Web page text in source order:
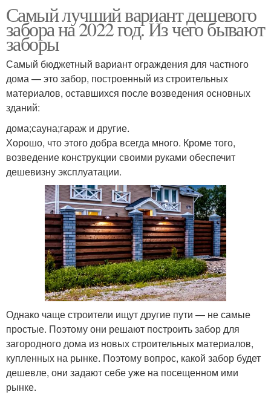
Забор для дачного
участка
Заборы из массива
Забор в частном доме
Забор из бревен Забор на дачу
Забор между соседями Современный забор
Забор в зависимости Дешевые заборы
Самый лучший вариант дешевого
забора на 2022 год. Из чего бывают
заборы
Самый бюджетный вариант ограждения для частного
дома — это забор, построенный из строительных
материалов, оставшихся после возведения основных
зданий:
дома;сауна;гараж и другие.
Хорошо, что этого добра всегда много. Кроме того,
возведение конструкции своими руками обеспечит
дешевизну эксплуатации.
Однако чаще строители ищут другие пути — не самые
простые. Поэтому они решают построить забор для
загородного дома из новых строительных материалов,
купленных на рынке. Поэтому вопрос, какой забор будет
дешевле, они задают себе уже на посещенном ими
рынке.